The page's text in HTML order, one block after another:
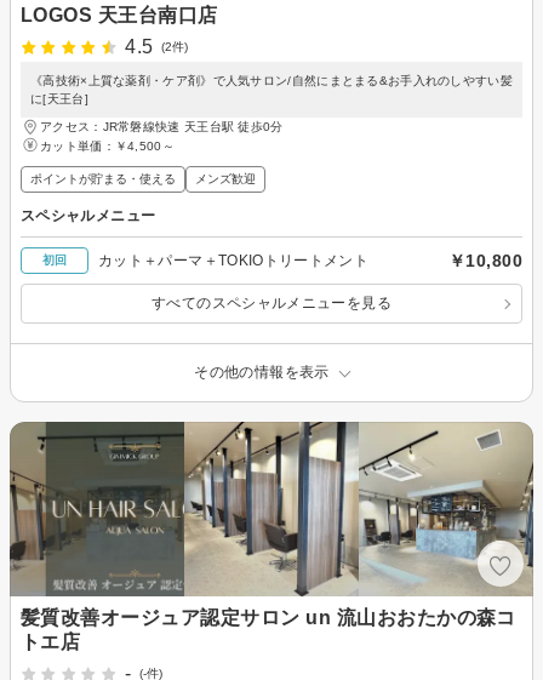
LOGOS 天王台南口店
4.5
(2件)
《高技術×上質な薬剤・ケア剤》で人気サロン/自然にまとまる&お手入れのしやすい髪
に[天王台]
アクセス：JR常磐線快速 天王台駅 徒歩0分
カット単価： ￥4,500～
ポイントが貯まる・使える メンズ歓迎
スペシャルメニュー
初回 カット＋パーマ＋TOKIOトリートメント ￥10,800
すべてのスペシャルメニューを見る
その他の情報を表示
髪質改善オージュア認定サロン un 流山おおたかの森コ
トエ店
-
(-件)